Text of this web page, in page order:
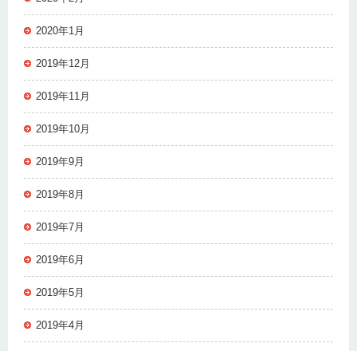
2020年1月
2019年12月
2019年11月
2019年10月
2019年9月
2019年8月
2019年7月
2019年6月
2019年5月
2019年4月